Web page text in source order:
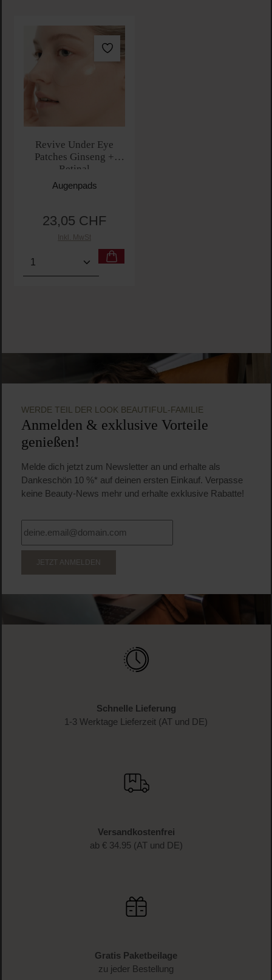
Revive Under Eye
Patches Ginseng +
Retinal
Augenpads
Regulärer Preis:
23,05 CHF
Inkl. MwSt
Produkt Anzahl: Gib den gewünschten Wert ein
WERDE TEIL DER LOOK BEAUTIFUL-FAMILIE
Anmelden & exklusive Vorteile
genießen!
Melde dich jetzt zum Newsletter an und erhalte als
Dankeschön 10 %* auf deinen ersten Einkauf. Verpasse
keine Beauty-News mehr und erhalte exklusive Rabatte!
JETZT ANMELDEN
Schnelle Lieferung
1-3 Werktage Lieferzeit (AT und DE)
Versandkostenfrei
ab € 34.95 (AT und DE)
Gratis Paketbeilage
zu jeder Bestellung